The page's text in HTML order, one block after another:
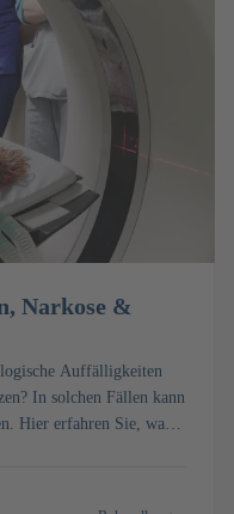
Narkose &
Auffälligkeiten
In solchen Fällen kann
Hier erfahren Sie, was